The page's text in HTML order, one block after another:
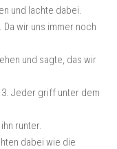
und lachte dabei.
wir uns immer noch
und sagte, das wir
Jeder griff unter dem
runter.
dabei wie die